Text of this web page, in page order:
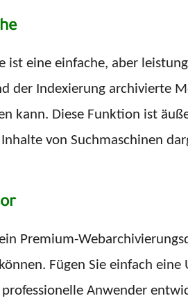
ist eine einfache, aber
der Indexierung archivierte
kann. Diese Funktion ist
von Suchmaschinen
Premium-
Fügen Sie einfach
Anwender